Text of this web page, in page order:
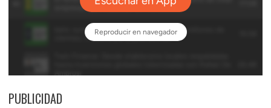
PUBLICIDAD